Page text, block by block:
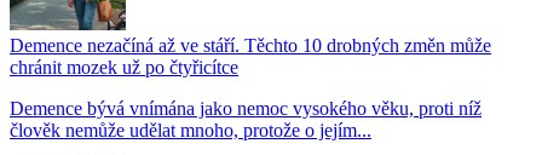
Demence nezačíná až ve stáří. Těchto 10 drobných změn může
chránit mozek už po čtyřicítce
Demence bývá vnímána jako nemoc vysokého věku, proti níž
člověk nemůže udělat mnoho, protože o jejím...